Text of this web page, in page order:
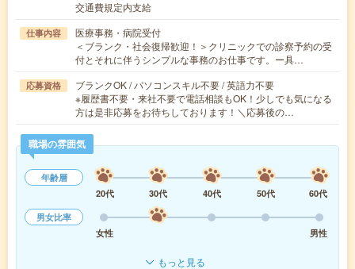
交通費規定内支給
仕事内容
医療事務・病院受付
＜ブランク・社会復帰歓迎！＞クリニックでの診察予約の受
付とそれに伴うシンプルな事務のお仕事です。ー具…
応募資格
ブランクOK / パソコンスキル不要 / 英語力不要
※履歴書不要・来社不要で電話相談もOK！少しでも気になる
方は是非応募をお待ちしております！＼応募後の…
職場の雰囲気
年齢層
20代
30代 40代 50代
60代
男女比率
女性
男性
もっと見る